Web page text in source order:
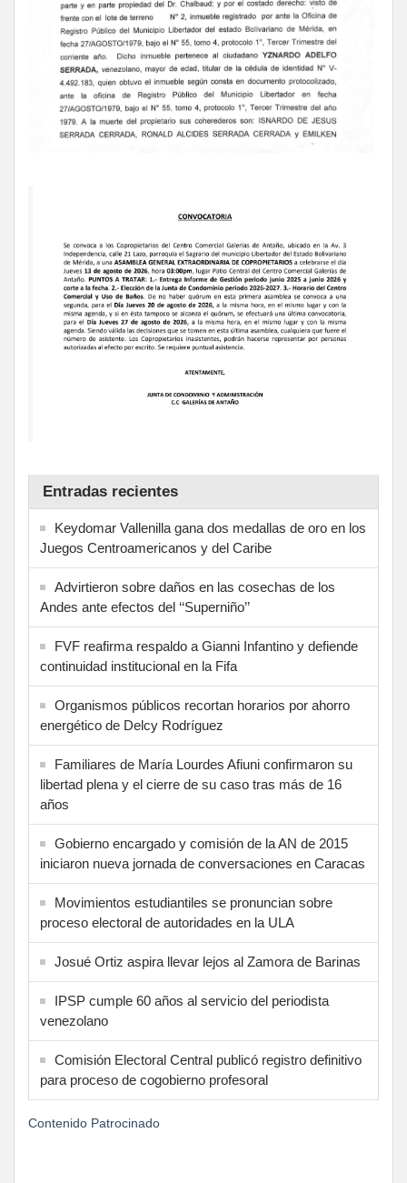
Entradas recientes
Keydomar Vallenilla gana dos medallas de oro en los
Juegos Centroamericanos y del Caribe
Advirtieron sobre daños en las cosechas de los
Andes ante efectos del ‘‘Superniño’’
FVF reafirma respaldo a Gianni Infantino y defiende
continuidad institucional en la Fifa
Organismos públicos recortan horarios por ahorro
energético de Delcy Rodríguez
Familiares de María Lourdes Afiuni confirmaron su
libertad plena y el cierre de su caso tras más de 16
años
Gobierno encargado y comisión de la AN de 2015
iniciaron nueva jornada de conversaciones en Caracas
Movimientos estudiantiles se pronuncian sobre
proceso electoral de autoridades en la ULA
Josué Ortiz aspira llevar lejos al Zamora de Barinas
IPSP cumple 60 años al servicio del periodista
venezolano
Comisión Electoral Central publicó registro definitivo
para proceso de cogobierno profesoral
Contenido Patrocinado